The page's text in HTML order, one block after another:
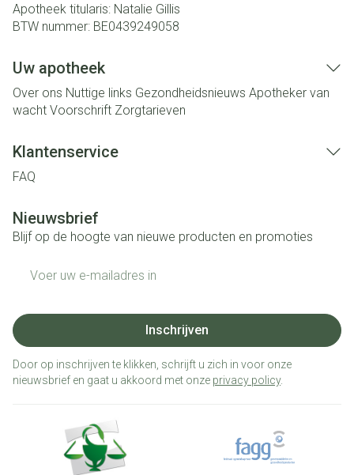
Apotheek titularis: Natalie Gillis
BTW nummer: BE0439249058
Uw apotheek
Over ons Nuttige links Gezondheidsnieuws Apotheker van
wacht Voorschrift Zorgtarieven
Klantenservice
FAQ
Nieuwsbrief
Blijf op de hoogte van nieuwe producten en promoties
Inschrijven
Door op inschrijven te klikken, schrijft u zich in voor onze
nieuwsbrief en gaat u akkoord met onze privacy policy.